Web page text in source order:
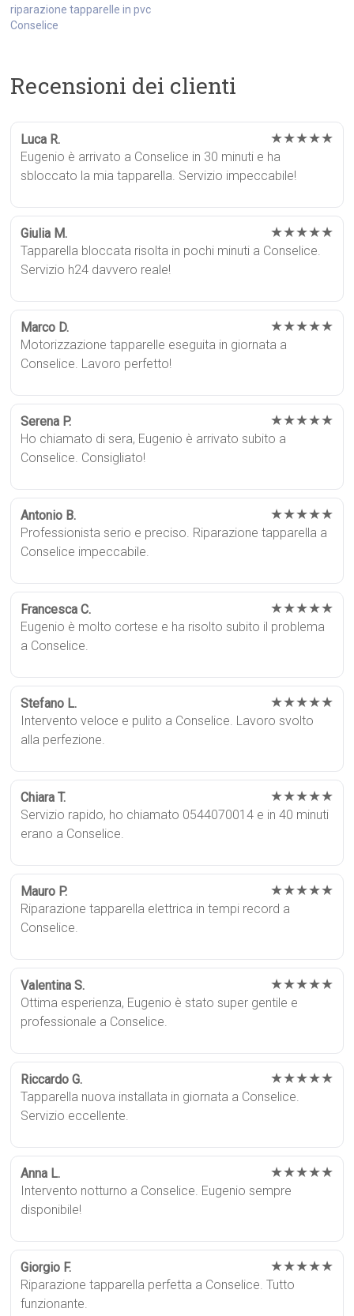
riparazione tapparelle in pvc
Conselice
Recensioni dei clienti
Luca R. ★★★★★
Eugenio è arrivato a Conselice in 30 minuti e ha
sbloccato la mia tapparella. Servizio impeccabile!
Giulia M. ★★★★★
Tapparella bloccata risolta in pochi minuti a Conselice.
Servizio h24 davvero reale!
Marco D. ★★★★★
Motorizzazione tapparelle eseguita in giornata a
Conselice. Lavoro perfetto!
Serena P. ★★★★★
Ho chiamato di sera, Eugenio è arrivato subito a
Conselice. Consigliato!
Antonio B. ★★★★★
Professionista serio e preciso. Riparazione tapparella a
Conselice impeccabile.
Francesca C. ★★★★★
Eugenio è molto cortese e ha risolto subito il problema
a Conselice.
Stefano L. ★★★★★
Intervento veloce e pulito a Conselice. Lavoro svolto
alla perfezione.
Chiara T. ★★★★★
Servizio rapido, ho chiamato 0544070014 e in 40 minuti
erano a Conselice.
Mauro P. ★★★★★
Riparazione tapparella elettrica in tempi record a
Conselice.
Valentina S. ★★★★★
Ottima esperienza, Eugenio è stato super gentile e
professionale a Conselice.
Riccardo G. ★★★★★
Tapparella nuova installata in giornata a Conselice.
Servizio eccellente.
Anna L. ★★★★★
Intervento notturno a Conselice. Eugenio sempre
disponibile!
Giorgio F. ★★★★★
Riparazione tapparella perfetta a Conselice. Tutto
funzionante.